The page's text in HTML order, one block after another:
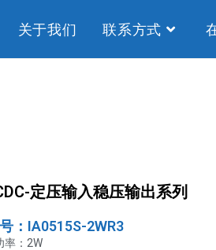
关于我们 联系方式
定压输入稳压输出系列
：IA0515S-2WR3
率：2W